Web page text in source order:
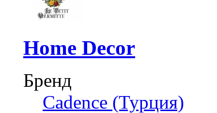
Home Decor
Бренд
Cadence (Турция)